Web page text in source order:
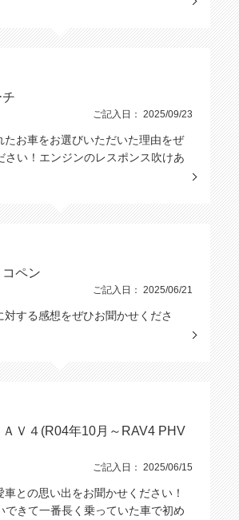
チ
ご記入日： 2025/09/23
たお車をお選びいただいた理由をぜ
さい！エンジンのレスポンス吹けあ
ペン
ご記入日： 2025/06/21
対する感想をぜひお聞かせくださ
ＡＶ４(R04年10月～RAV4 PHV
ご記入日： 2025/06/15
車との思い出をお聞かせください！
できて一番長く乗っていた車で初め